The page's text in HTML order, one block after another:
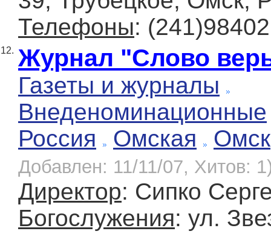
Телефоны: (241)98402
12. Журнал "Слово
Газеты и журналы
Внеденоминационные
Россия
Омская Омск
Добавлен: 11/11/07, Хитов:
Директор: Сипко
Богослужения: ул.